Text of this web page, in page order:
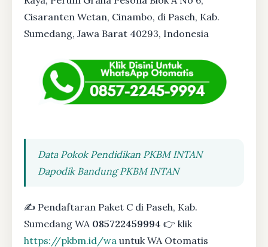
Cisaranten Wetan, Cinambo, di Paseh, Kab.
Sumedang, Jawa Barat 40293, Indonesia
Data Pokok Pendidikan PKBM INTAN
Dapodik Bandung PKBM INTAN
✍ Pendaftaran Paket C di Paseh, Kab.
Sumedang WA 085722459994 👉 klik
https://pkbm.id/wa untuk WA Otomatis